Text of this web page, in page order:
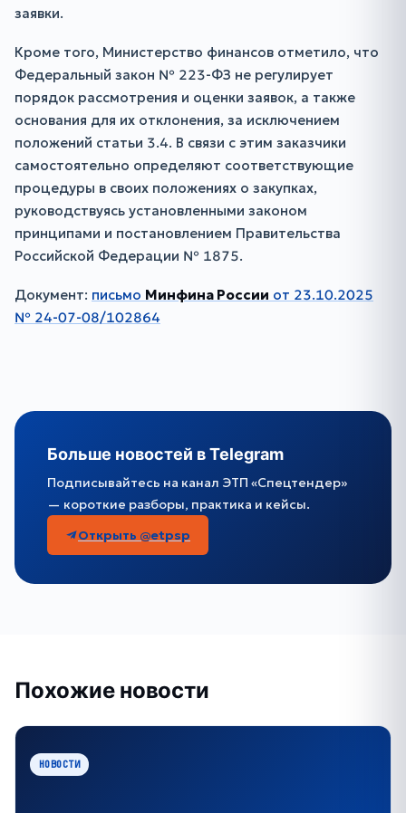
заявки.
Кроме того, Министерство финансов отметило, что
Федеральный закон № 223-ФЗ не регулирует
порядок рассмотрения и оценки заявок, а также
основания для их отклонения, за исключением
положений статьи 3.4. В связи с этим заказчики
самостоятельно определяют соответствующие
процедуры в своих положениях о закупках,
руководствуясь установленными законом
принципами и постановлением Правительства
Российской Федерации № 1875.
Документ: письмо Минфина России от 23.10.2025
№ 24-07-08/102864
Больше новостей в Telegram
Подписывайтесь на канал ЭТП «Спецтендер»
— короткие разборы, практика и кейсы.
Открыть @etpsp
Похожие новости
НОВОСТИ